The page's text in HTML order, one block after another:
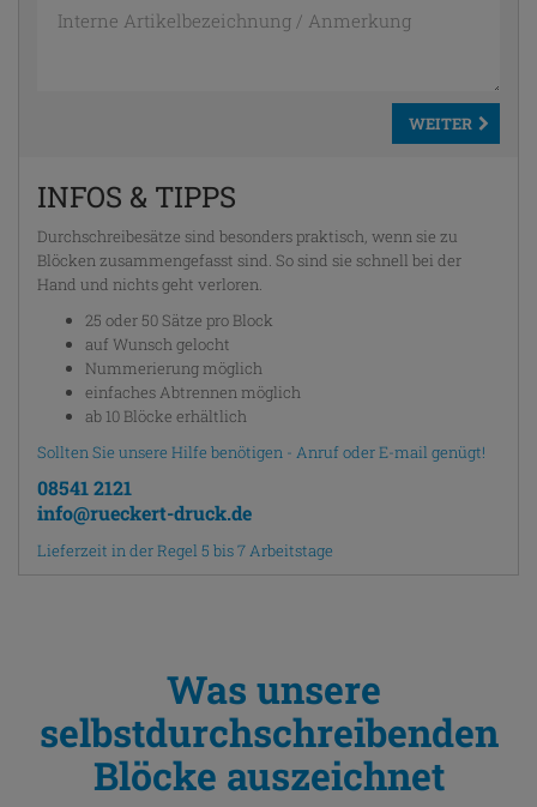
WEITER
INFOS & TIPPS
Durchschreibesätze sind besonders praktisch, wenn sie zu
Blöcken zusammengefasst sind. So sind sie schnell bei der
Hand und nichts geht verloren.
25 oder 50 Sätze pro Block
auf Wunsch gelocht
Nummerierung möglich
einfaches Abtrennen möglich
ab 10 Blöcke erhältlich
Sollten Sie unsere Hilfe benötigen - Anruf oder E-mail genügt!
08541 2121
info@rueckert-druck.de
Lieferzeit in der Regel 5 bis 7 Arbeitstage
Was unsere
selbstdurchschreibenden
Blöcke auszeichnet